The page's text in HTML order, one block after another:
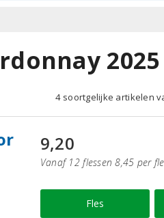
2025
4 soortgelijke artikelen
9,20
Vanaf 12 flessen 8,45 per
Fles